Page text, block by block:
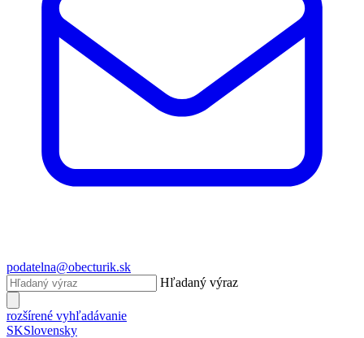
podatelna@obecturik.sk
Hľadaný výraz
rozšírené vyhľadávanie
SKSlovensky